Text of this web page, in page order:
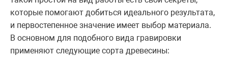
которые помогают добиться идеального результата,
и первостепенное значение имеет выбор материала.
В основном для подобного вида гравировки
применяют следующие сорта древесины: